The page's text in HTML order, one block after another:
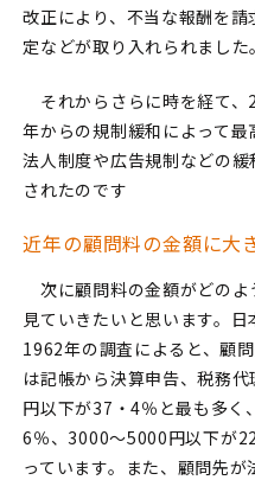
改正により、不当な報酬を
定などが取り入れられました。
それからさらに時を経て
年からの規制緩和によって最
法人制度や広告規制などの
されたのです
近年の顧問料の金額に大
次に顧問料の金額がどのよ
見ていきたいと思います。
1962年の調査によると、顧
は記帳から決算申告、税務
円以下が37・4％と最も多く
6％、3000～5000円以下が
っています。また、顧問先